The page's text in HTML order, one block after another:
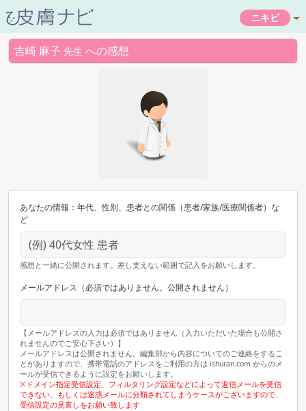
ニキビ
吉崎 麻子 先生 への感想
あなたの情報：年代、性別、患者との関係（患者/家族/医療関係者）な
ど
感想と一緒に公開されます。差し支えない範囲で記入をお願いします。
メールアドレス（必須ではありません。公開されません）
【メールアドレスの入力は必須ではありません（入力いただいた場合も公開さ
れませんのでご安心下さい）】
メールアドレスは公開されません。編集部から内容についてのご連絡をするこ
とがありますので、携帯電話のアドレスをご利用の方は ishuran.com からのメ
ールが受信できるように設定をお願いします。
※ドメイン指定受信設定、フィルタリング設定などによって返信メールを受信
できない、もしくは迷惑メールに分類されてしまうケースがございますので、
受信設定の見直しをお願い致します